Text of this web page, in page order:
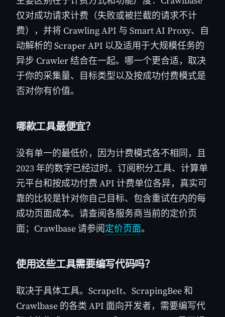
仅对成功请求计费（失败或被拦截的请求不计
费），并将 Crawling API 与 Smart AI Proxy、自
动解析的 Scraper API 以及适用于大规模任务的
异步 Crawler 结合在一起。哪一个更合适，取决
于你的采集量、目标类型以及按成功付费模式是
否对你有价值。
哪款工具最便宜？
没有单一的最低价，因为计费模式各不相同，且
2023 年的数字已经过时。订阅积分工具、计算单
元平台和按成功付费 API 计费单位各异，真实可
靠的比较是针对你自己目标、包含重试在内的每
成功页面成本。请查阅各服务商当前的定价页
面；Crawlbase 请参阅定价页面。
使用这些工具需要编写代码吗？
取决于具体工具。ScrapeIt、ScrapingBee 和
Crawlbase 的各类 API 面向开发者，需要编写代